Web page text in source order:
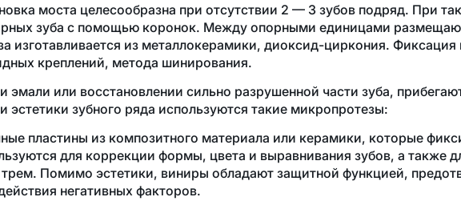
моста целесообразна при отсутствии 2 — 3 зубов подряд. При
зуба с помощью коронок. Между опорными единицами
изготавливается из металлокерамики, диоксид-циркония. Фиксация
креплений, метода шинирования.
эмали или восстановлении сильно разрушенной части зуба,
эстетики зубного ряда используются такие микропротезы:
пластины из композитного материала или керамики, которые
для коррекции формы, цвета и выравнивания зубов, а также
Помимо эстетики, виниры обладают защитной функцией,
негативных факторов.